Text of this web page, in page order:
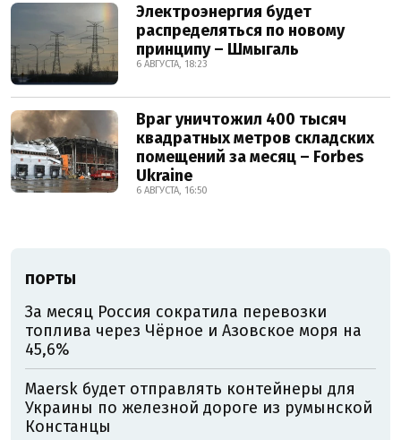
Электроэнергия будет
распределяться по новому
принципу – Шмыгаль
6 АВГУСТА, 18:23
Враг уничтожил 400 тысяч
квадратных метров складских
помещений за месяц – Forbes
Ukraine
6 АВГУСТА, 16:50
ПОРТЫ
За месяц Россия сократила перевозки
топлива через Чёрное и Азовское моря на
45,6%
Maersk будет отправлять контейнеры для
Украины по железной дороге из румынской
Констанцы